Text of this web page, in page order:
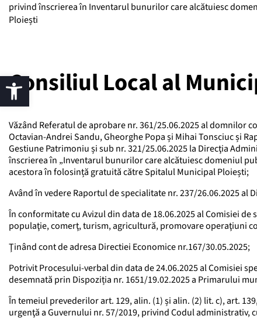
privind înscrierea în Inventarul bunurilor care alcătuiesc
Ploiești
Consiliul Local al
Văzând Referatul de aprobare nr. 361/25.06.2025 al domnilor
Octavian-Andrei Sandu, Gheorghe Popa și Mihai Tonsciuc și
Gestiune Patrimoniu și sub nr. 321/25.06.2025 la Direcţia
înscrierea în „Inventarul bunurilor care alcătuiesc domeniul
acestora în folosință gratuită către Spitalul Municipal Ploiești;
Având în vedere Raportul de specialitate nr. 237/26.06.2025 al
În conformitate cu Avizul din data de 18.06.2025 al Comisiei
populaţie, comerţ, turism, agricultură, promovare operaţiuni
Ţinând cont de adresa Directiei Economice nr.167/30.05.2025;
Potrivit Procesului-verbal din data de 24.06.2025 al Comisiei
desemnată prin Dispoziția nr. 1651/19.02.2025 a Primarului
În temeiul prevederilor art. 129, alin. (1) și alin. (2) lit. c), art.
urgenţă a Guvernului nr. 57/2019, privind Codul